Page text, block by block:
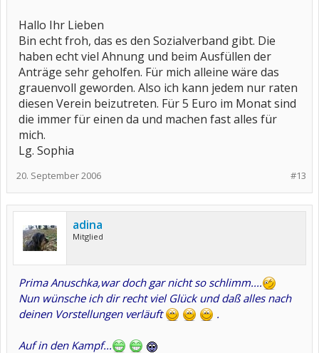
Hallo Ihr Lieben
Bin echt froh, das es den Sozialverband gibt. Die
haben echt viel Ahnung und beim Ausfüllen der
Anträge sehr geholfen. Für mich alleine wäre das
grauenvoll geworden. Also ich kann jedem nur raten
diesen Verein beizutreten. Für 5 Euro im Monat sind
die immer für einen da und machen fast alles für
mich.
Lg. Sophia
#13
20. September 2006
adina
Mitglied
Prima Anuschka,war doch gar nicht so schlimm....
Nun wünsche ich dir recht viel Glück und daß alles nach
deinen Vorstellungen verläuft
.
Auf in den Kampf...